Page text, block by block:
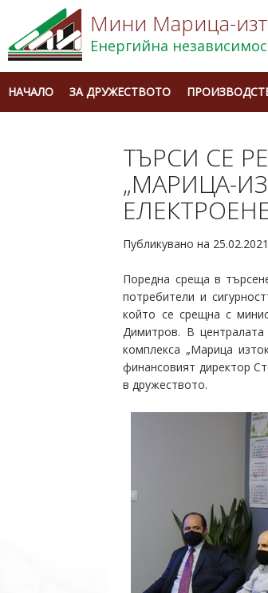
Мини Марица-
Енергийна
НАЧАЛО ЗА ДРУЖЕСТВОТО
ТЪРСИ СЕ
„МАРИЦА-
Публикувано на 25.02.2021
Поредна среща в
потребители и
който се срещна с
Димитров. В
комплекса „Марица
финансовият директор
в дружеството.